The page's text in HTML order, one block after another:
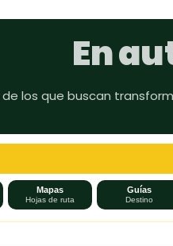
En
de los que buscan
Mapas
Hojas de ruta
Guías
Destino